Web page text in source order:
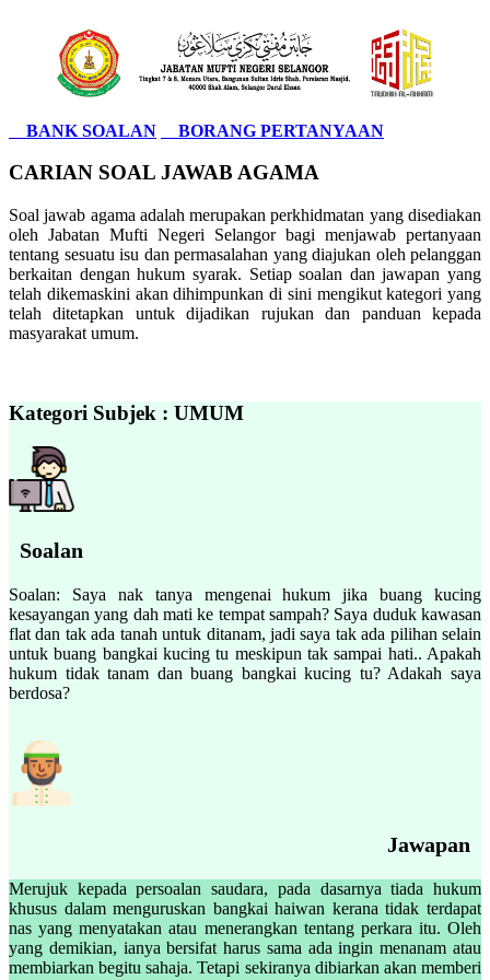
BANK SOALAN BORANG PERTANYAAN
CARIAN SOAL JAWAB AGAMA
Soal jawab agama adalah merupakan perkhidmatan yang disediakan
oleh Jabatan Mufti Negeri Selangor bagi menjawab pertanyaan
tentang sesuatu isu dan permasalahan yang diajukan oleh pelanggan
berkaitan dengan hukum syarak. Setiap soalan dan jawapan yang
telah dikemaskini akan dihimpunkan di sini mengikut kategori yang
telah ditetapkan untuk dijadikan rujukan dan panduan kepada
masyarakat umum.
Kategori Subjek : UMUM
Soalan
Soalan: Saya nak tanya mengenai hukum jika buang kucing
kesayangan yang dah mati ke tempat sampah? Saya duduk kawasan
flat dan tak ada tanah untuk ditanam, jadi saya tak ada pilihan selain
untuk buang bangkai kucing tu meskipun tak sampai hati.. Apakah
hukum tidak tanam dan buang bangkai kucing tu? Adakah saya
berdosa?
Jawapan
Merujuk kepada persoalan saudara, pada dasarnya tiada hukum
khusus dalam menguruskan bangkai haiwan kerana tidak terdapat
nas yang menyatakan atau menerangkan tentang perkara itu. Oleh
yang demikian, ianya bersifat harus sama ada ingin menanam atau
membiarkan begitu sahaja. Tetapi sekiranya dibiarkan akan memberi